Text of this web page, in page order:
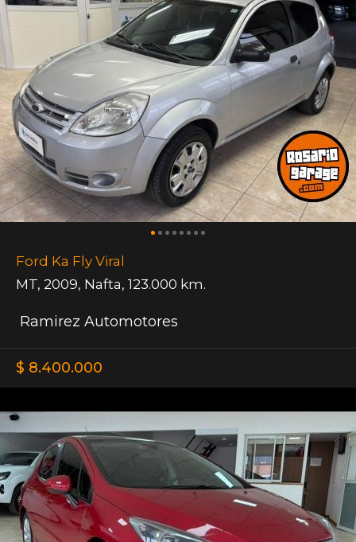
Ford Ka Fly Viral
MT, 2009, Nafta, 123.000 km.
Ramirez Automotores
$ 8.400.000